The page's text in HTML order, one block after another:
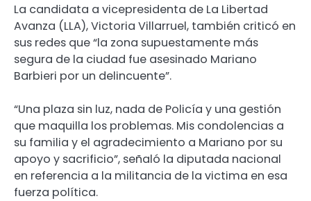
La candidata a vicepresidenta de La Libertad
Avanza (LLA), Victoria Villarruel, también criticó en
sus redes que “la zona supuestamente más
segura de la ciudad fue asesinado Mariano
Barbieri por un delincuente”.
“Una plaza sin luz, nada de Policía y una gestión
que maquilla los problemas. Mis condolencias a
su familia y el agradecimiento a Mariano por su
apoyo y sacrificio”, señaló la diputada nacional
en referencia a la militancia de la victima en esa
fuerza política.